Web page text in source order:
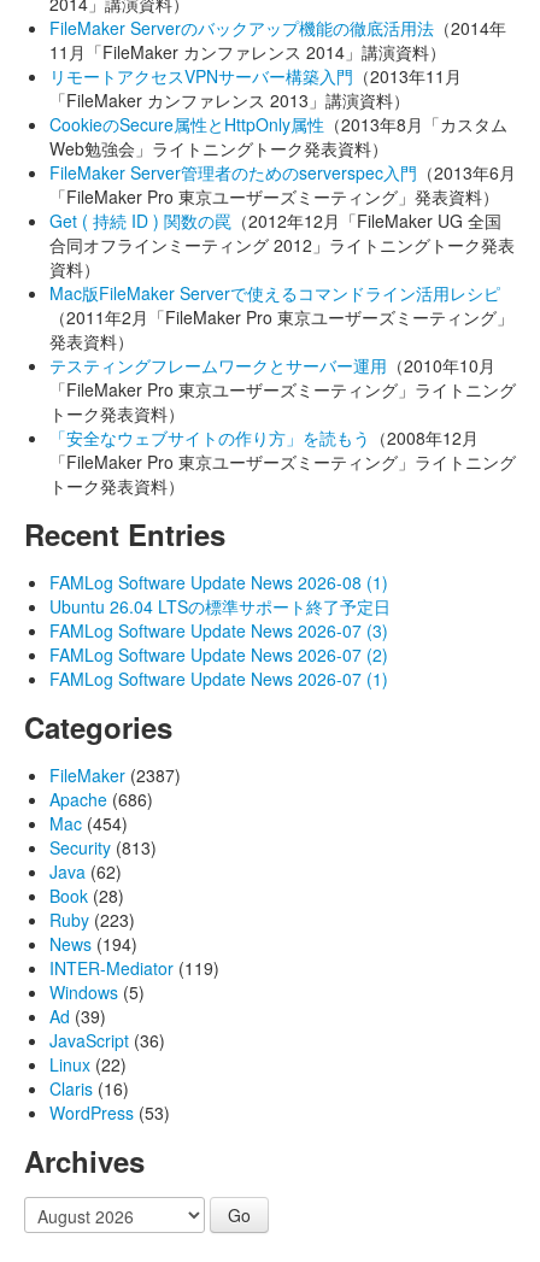
FileMaker Serverのバックアップ機能の徹底活用法 （2014年
11月「FileMaker カンファレンス 2014」講演資料）
リモートアクセスVPNサーバー構築入門 （2013年11月
「FileMaker カンファレンス 2013」講演資料）
CookieのSecure属性とHttpOnly属性 （2013年8月「カスタム
Web勉強会」ライトニングトーク発表資料）
FileMaker Server管理者のためのserverspec入門 （2013年6月
「FileMaker Pro 東京ユーザーズミーティング」発表資料）
Get ( 持続 ID ) 関数の罠 （2012年12月「FileMaker UG 全国
合同オフラインミーティング 2012」ライトニングトーク発表
資料）
Mac版FileMaker Serverで使えるコマンドライン活用レシピ
（2011年2月「FileMaker Pro 東京ユーザーズミーティング」
発表資料）
テスティングフレームワークとサーバー運用 （2010年10月
「FileMaker Pro 東京ユーザーズミーティング」ライトニング
トーク発表資料）
「安全なウェブサイトの作り方」を読もう （2008年12月
「FileMaker Pro 東京ユーザーズミーティング」ライトニング
トーク発表資料）
Recent Entries
FAMLog Software Update News 2026-08 (1)
Ubuntu 26.04 LTSの標準サポート終了予定日
FAMLog Software Update News 2026-07 (3)
FAMLog Software Update News 2026-07 (2)
FAMLog Software Update News 2026-07 (1)
Categories
FileMaker (2387)
Apache (686)
Mac (454)
Security (813)
Java (62)
Book (28)
Ruby (223)
News (194)
INTER-Mediator (119)
Windows (5)
Ad (39)
JavaScript (36)
Linux (22)
Claris (16)
WordPress (53)
Archives